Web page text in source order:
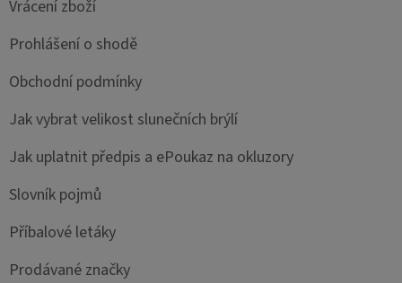
Vrácení zboží
Prohlášení o shodě
Obchodní podmínky
Jak vybrat velikost slunečních brýlí
Jak uplatnit předpis a ePoukaz na okluzory
Slovník pojmů
Příbalové letáky
Prodávané značky